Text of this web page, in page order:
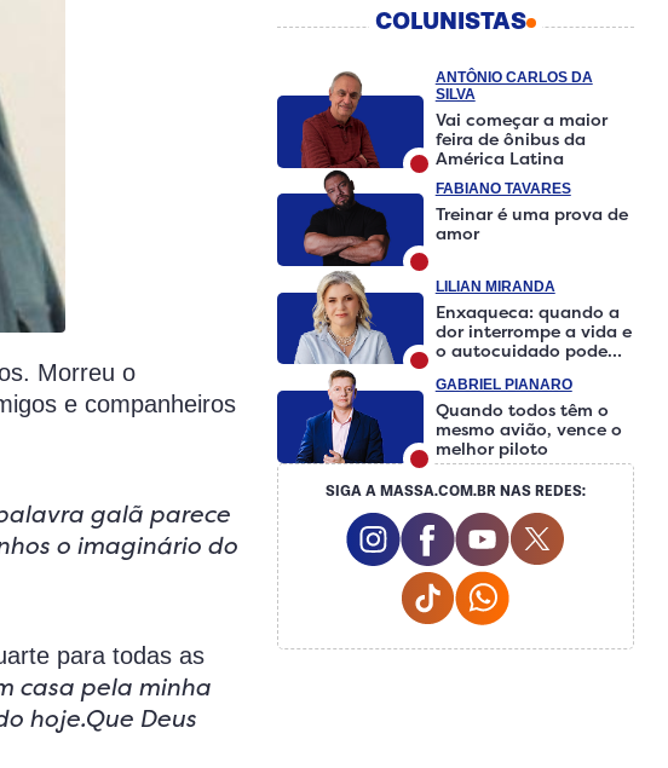
Morreu o
e companheiros
galã parece
o imaginário do
para todas as
casa pela minha
hoje.Que Deus
COLUNISTAS
ANTÔNIO CARLOS DA
SILVA
Vai começar a maior
feira de ônibus da
América Latina
FABIANO TAVARES
Treinar é uma prova de
amor
LILIAN MIRANDA
Enxaqueca: quando a
dor interrompe a vida e
o autocuidado pode
GABRIEL PIANARO
Quando todos têm o
mesmo avião, vence o
melhor piloto
SIGA A MASSA.COM.BR NAS REDES:
Instagram Social Media
Facebook Social Media
Youtube Social
Twitter
Tiktok Social Media
Whatsapp Social